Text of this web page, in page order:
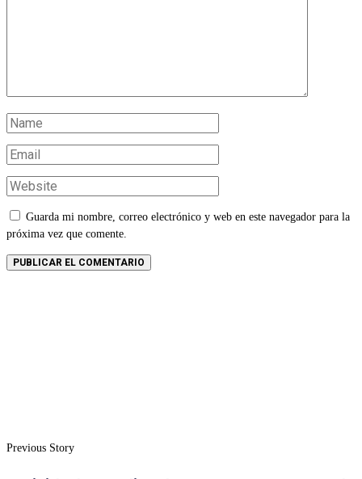
Guarda mi nombre, correo electrónico y web en este navegador para la
próxima vez que comente.
Previous Story